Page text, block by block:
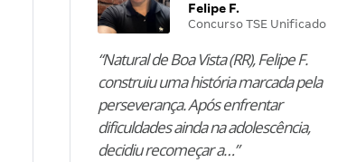
Felipe F.
Concurso TSE Unificado
“Natural de Boa Vista (RR), Felipe F.
construiu uma história marcada pela
perseverança. Após enfrentar
dificuldades ainda na adolescência,
decidiu recomeçar a…”